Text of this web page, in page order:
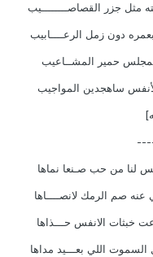
مثل جزر القصاصــــــــيب
دون زمل الرعــــابيب
حمير المشــاعيب
ساهجدين المواجيب
لنا من حب صـنعا نماها
صم الرمك لانصــــاها
خبثات الانفس حـــذاها
اللي بعـــيد مداها